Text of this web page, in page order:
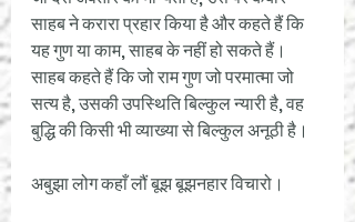
साहब ने करारा प्रहार किया है और कहते हैं कि
यह गुण या काम, साहब के नहीं हो सकते हैं।
साहब कहते हैं कि जो राम गुण जो परमात्मा जो
सत्य है, उसकी उपस्थिति बिल्कुल न्यारी है, वह
बुद्धि की किसी भी व्याख्या से बिल्कुल अनूठी है।
अबुझा लोग कहाँ लौं बूझ बूझनहार विचारो।